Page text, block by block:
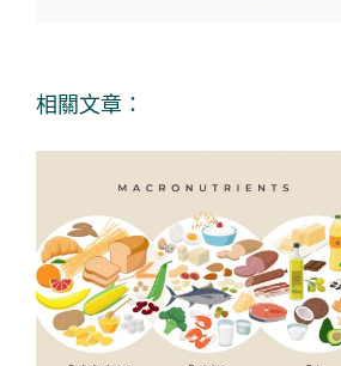
相關文章：
纖體素治療